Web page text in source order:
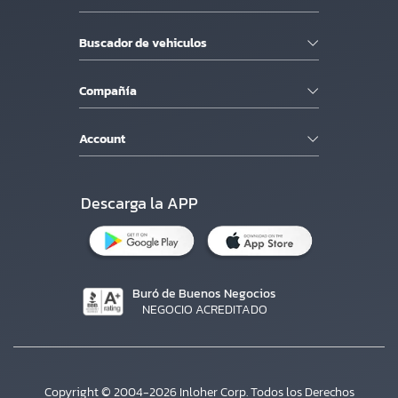
Buscador de vehiculos
Compañía
Account
Descarga la APP
Buró de Buenos Negocios
NEGOCIO ACREDITADO
Copyright © 2004-2026 Inloher Corp. Todos los Derechos